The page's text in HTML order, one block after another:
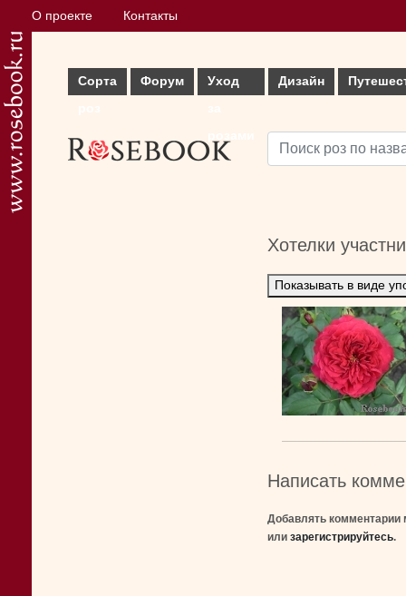
О проекте Контакты
Сорта
Форум
Уход
Дизайн
Хотелки
Показывать в виде
Написать
Добавлять комментарии
или зарегистрируйтесь.